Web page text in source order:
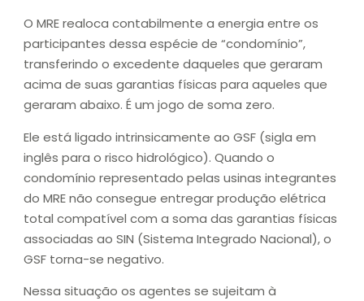
O MRE realoca contabilmente a energia entre os
participantes dessa espécie de “condomínio”,
transferindo o excedente daqueles que geraram
acima de suas garantias físicas para aqueles que
geraram abaixo. É um jogo de soma zero.
Ele está ligado intrinsicamente ao GSF (sigla em
inglês para o risco hidrológico). Quando o
condomínio representado pelas usinas integrantes
do MRE não consegue entregar produção elétrica
total compatível com a soma das garantias físicas
associadas ao SIN (Sistema Integrado Nacional), o
GSF torna-se negativo.
Nessa situação os agentes se sujeitam à